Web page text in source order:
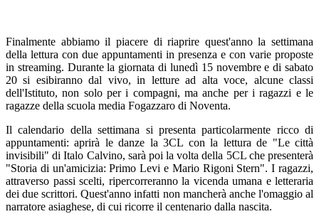
Finalmente abbiamo il piacere di riaprire quest'anno la settimana
della lettura con due appuntamenti in presenza e con varie proposte
in streaming. Durante la giornata di lunedì 15 novembre e di sabato
20 si esibiranno dal vivo, in letture ad alta voce, alcune classi
dell'Istituto, non solo per i compagni, ma anche per i ragazzi e le
ragazze della scuola media Fogazzaro di Noventa.
Il calendario della settimana si presenta particolarmente ricco di
appuntamenti: aprirà le danze la 3CL con la lettura de "Le città
invisibili" di Italo Calvino, sarà poi la volta della 5CL che presenterà
"Storia di un'amicizia: Primo Levi e Mario Rigoni Stern". I ragazzi,
attraverso passi scelti, ripercorreranno la vicenda umana e letteraria
dei due scrittori. Quest'anno infatti non mancherà anche l'omaggio al
narratore asiaghese, di cui ricorre il centenario dalla nascita.